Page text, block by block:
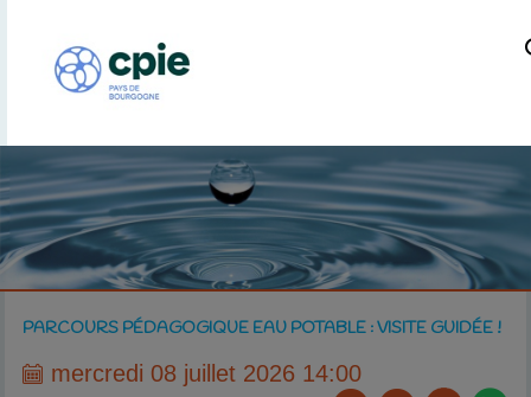
PARCOURS PÉDAGOGIQUE EAU POTABLE : VISITE GUIDÉE !
mercredi 08 juillet 2026 14:00